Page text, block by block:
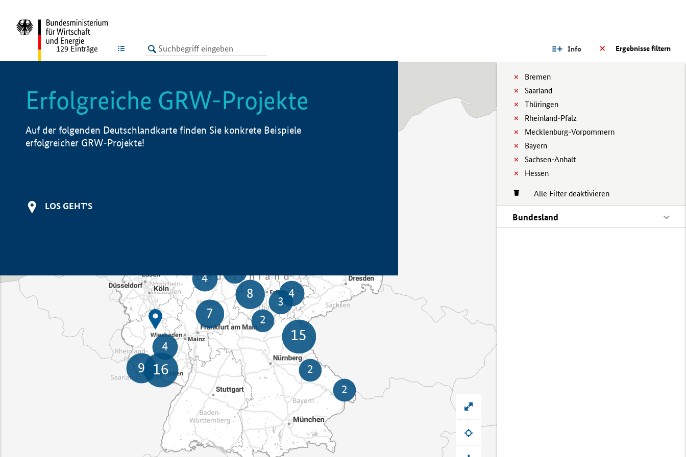
LISTE Ergebnisse filtern
Info
Bremen
Saarland
Thüringen
Rheinland-Pfalz
Mecklenburg-Vorpommern
Bayern
Sachsen-Anhalt
Hessen
Alle Filter deaktivieren
Bundesland
129 Einträge
Erfolgreiche GRW-Projekte
Auf der folgenden Deutschlandkarte finden Sie konkrete Beispiele
erfolgreicher GRW-Projekte!
LOS GEHT'S